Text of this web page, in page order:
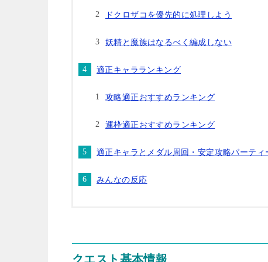
ドクロザコを優先的に処理しよう
妖精と魔族はなるべく編成しない
適正キャラランキング
攻略適正おすすめランキング
運枠適正おすすめランキング
適正キャラとメダル周回・安定攻略パーティ
みんなの反応
クエスト基本情報